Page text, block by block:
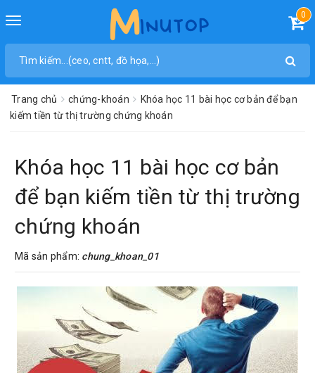
Toggle
0
Trang chủ chứng-khoán
Khóa học 11 bài học cơ bản để bạn
kiếm tiền từ thị trường chứng khoán
Khóa học 11 bài học cơ bản
để bạn kiếm tiền từ thị trường
chứng khoán
Mã sản phẩm: chung_khoan_01